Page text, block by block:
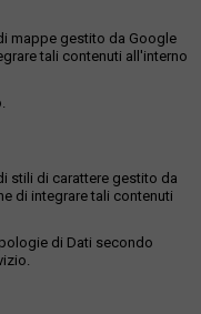
mappe gestito da Google
tali contenuti all'interno
stili di carattere gestito da
di integrare tali contenuti
di Dati secondo